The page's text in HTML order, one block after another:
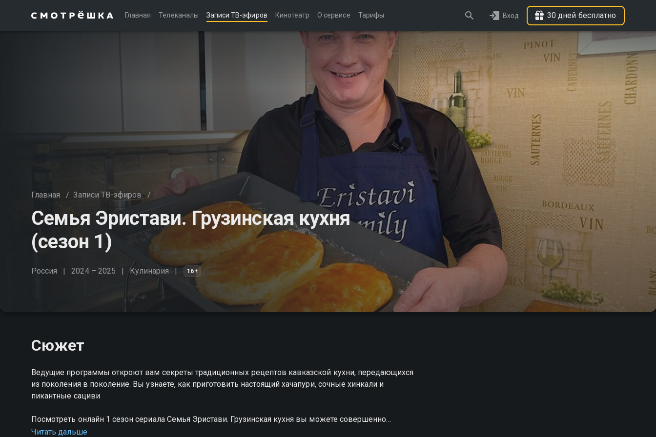
Главная Телеканалы Записи ТВ-эфиров Кинотеатр О сервисе Тарифы Вход 30 дней бесплатно
Главная / Записи ТВ-эфиров /
Семья Эристави. Грузинская кухня
(сезон 1)
Россия 2024 – 2025 Кулинария 16+
Сюжет
Ведущие программы откроют вам секреты традиционных рецептов кавказской кухни, передающихся
из поколения в поколение. Вы узнаете, как приготовить настоящий хачапури, сочные хинкали и
пикантные сациви
Посмотреть онлайн 1 сезон сериала Семья Эристави. Грузинская кухня вы можете совершенно
бесплатно в хорошем HD качестве на Смотрёшке
Читать дальше